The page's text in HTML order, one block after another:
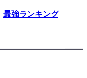
最強ランキング